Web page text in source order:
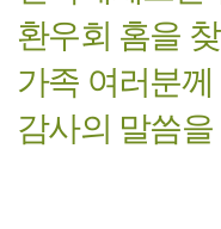
환우회 홈을
가족 여러분께
감사의 말씀